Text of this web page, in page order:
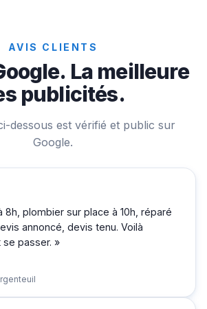
AVIS CLIENTS
La meilleure
publicités.
dessous est vérifié et public sur
Google.
8h, plombier sur place à 10h, réparé
annoncé, devis tenu. Voilà
passer. »